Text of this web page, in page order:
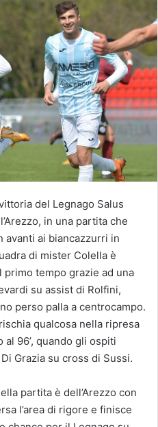
del Legnago Salus
in una partita che
avanti ai biancazzurri in
di mister Colella è
primo tempo grazie ad una
su assist di Rolfini,
perso palla a centrocampo.
qualcosa nella ripresa
96’, quando gli ospiti
Grazia su cross di Sussi.
partita è dell’Arezzo con
l’area di rigore e finisce